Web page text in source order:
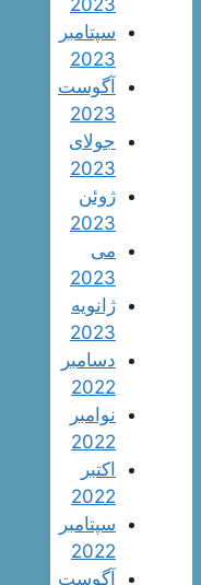
سپتامبر
2023
آگوست
2023
جولای
2023
ژوئن
2023
می
2023
ژانویه
2023
دسامبر
2022
نوامبر
2022
اکتبر
2022
سپتامبر
2022
آگوست